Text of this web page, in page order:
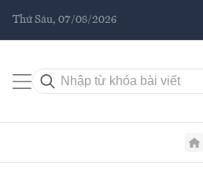
Thứ Sáu, 07/08/2026